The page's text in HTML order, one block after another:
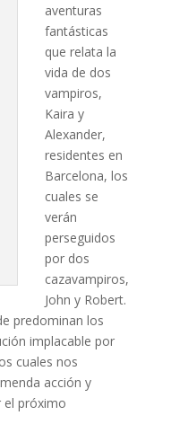
aventuras
fantásticas
que relata la
vida de dos
vampiros,
Kaira y
Alexander,
residentes en
Barcelona, los
cuales se
verán
perseguidos
por dos
cazavampiros,
John y Robert.
predominan los
implacable por
cuales nos
acción y
el próximo